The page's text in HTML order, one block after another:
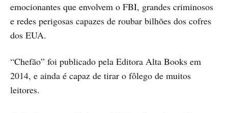
emocionantes que envolvem o FBI, grandes criminosos
e redes perigosas capazes de roubar bilhões dos cofres
dos EUA.
“Chefão” foi publicado pela Editora Alta Books em
2014, e ainda é capaz de tirar o fôlego de muitos
leitores.